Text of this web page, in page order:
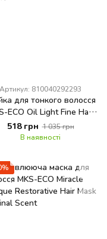
Артикул: 810040292293
для тонкого волосся
ECO Oil Light Fine Hair
Elixir Original Scent
518 грн 1 035 грн
В наявності